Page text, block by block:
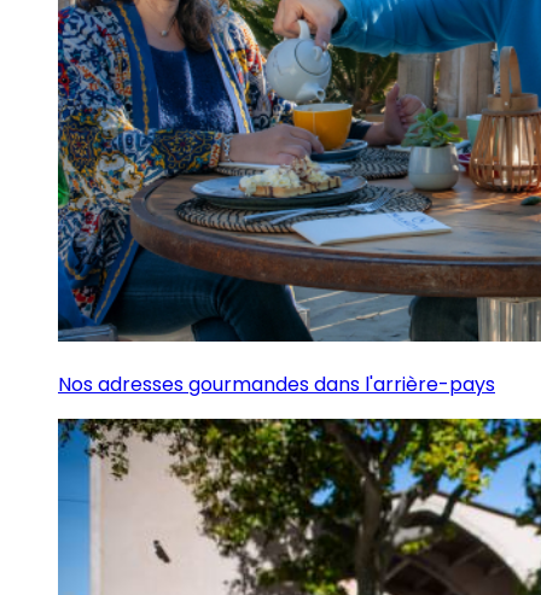
Nos adresses gourmandes dans l'arrière-pays